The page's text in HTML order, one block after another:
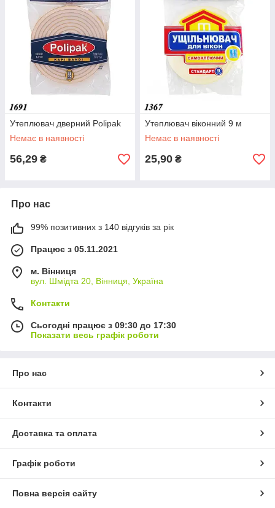
Утеплювач дверний Polipak
Немає в наявності
56,29 ₴
Утеплювач віконний 9 м
Немає в наявності
25,90 ₴
Про нас
99% позитивних з 140 відгуків за рік
Працює з 05.11.2021
м. Вінниця
вул. Шмідта 20, Вінниця, Україна
Контакти
Сьогодні працює з 09:30 до 17:30
Показати весь графік роботи
Про нас
Контакти
Доставка та оплата
Графік роботи
Повна версія сайту